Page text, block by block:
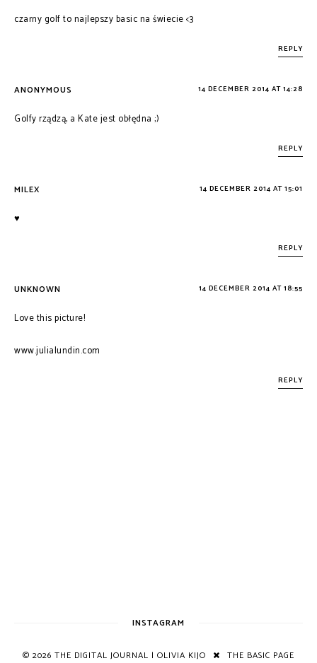
czarny golf to najlepszy basic na świecie <3
REPLY
ANONYMOUS 14 DECEMBER 2014 AT 14:28
Golfy rządzą, a Kate jest obłędna ;)
REPLY
MILEX 14 DECEMBER 2014 AT 15:01
♥
REPLY
UNKNOWN 14 DECEMBER 2014 AT 18:55
Love this picture!
www.julialundin.com
REPLY
INSTAGRAM
© 2026 THE DIGITAL JOURNAL | OLIVIA KIJO THE BASIC PAGE